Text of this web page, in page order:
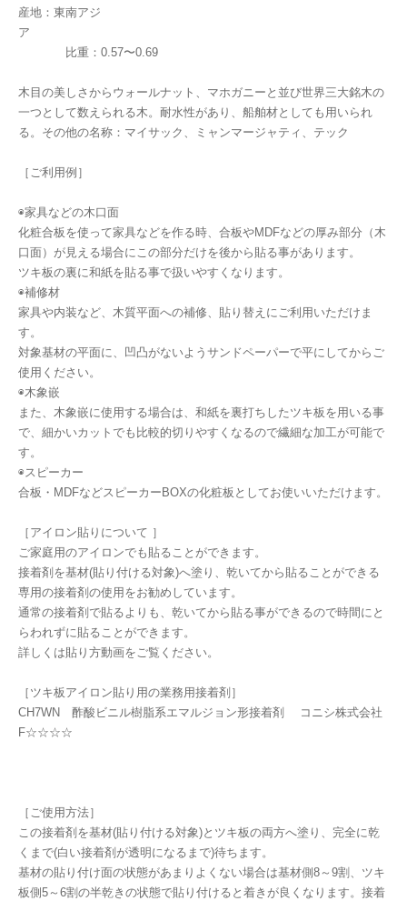
産地：東南アジ
ア
比重：0.57〜0.69
木目の美しさからウォールナット、マホガニーと並び世界三大銘木の
一つとして数えられる木。耐水性があり、船舶材としても用いられ
る。その他の名称：マイサック、ミャンマージャティ、テック
［ご利用例］
◉家具などの木口面
化粧合板を使って家具などを作る時、合板やMDFなどの厚み部分（木
口面）が見える場合にこの部分だけを後から貼る事があります。
ツキ板の裏に和紙を貼る事で扱いやすくなります。
◉補修材
家具や内装など、木質平面への補修、貼り替えにご利用いただけま
す。
対象基材の平面に、凹凸がないようサンドペーパーで平にしてからご
使用ください。
◉木象嵌
また、木象嵌に使用する場合は、和紙を裏打ちしたツキ板を用いる事
で、細かいカットでも比較的切りやすくなるので繊細な加工が可能で
す。
◉スピーカー
合板・MDFなどスピーカーBOXの化粧板としてお使いいただけます。
［アイロン貼りについて ］
ご家庭用のアイロンでも貼ることができます。
接着剤を基材(貼り付ける対象)へ塗り、乾いてから貼ることができる
専用の接着剤の使用をお勧めしています。
通常の接着剤で貼るよりも、乾いてから貼る事ができるので時間にと
らわれずに貼ることができます。
詳しくは貼り方動画をご覧ください。
［ツキ板アイロン貼り用の業務用接着剤］
CH7WN 酢酸ビニル樹脂系エマルジョン形接着剤 コニシ株式会社
F☆☆☆☆
［ご使用方法］
この接着剤を基材(貼り付ける対象)とツキ板の両方へ塗り、完全に乾
くまで(白い接着剤が透明になるまで)待ちます。
基材の貼り付け面の状態があまりよくない場合は基材側8～9割、ツキ
板側5～6割の半乾きの状態で貼り付けると着きが良くなります。接着